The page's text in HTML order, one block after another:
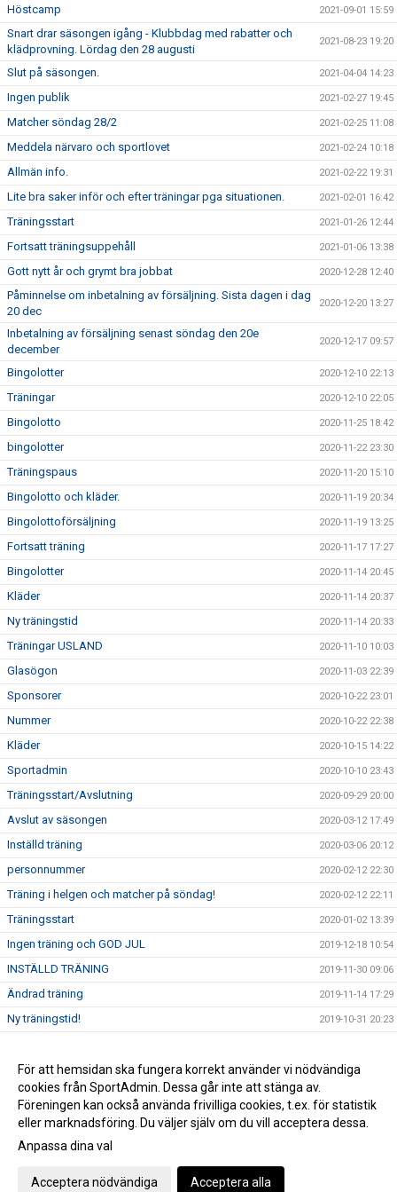
Höstcamp 2021-09-01 15:59
Snart drar säsongen igång - Klubbdag med rabatter och
klädprovning. Lördag den 28 augusti
2021-08-23 19:20
Slut på säsongen. 2021-04-04 14:23
Ingen publik 2021-02-27 19:45
Matcher söndag 28/2 2021-02-25 11:08
Meddela närvaro och sportlovet 2021-02-24 10:18
Allmän info. 2021-02-22 19:31
Lite bra saker inför och efter träningar pga situationen. 2021-02-01 16:42
Träningsstart 2021-01-26 12:44
Fortsatt träningsuppehåll 2021-01-06 13:38
Gott nytt år och grymt bra jobbat 2020-12-28 12:40
Påminnelse om inbetalning av försäljning. Sista dagen i dag
20 dec
2020-12-20 13:27
Inbetalning av försäljning senast söndag den 20e
december
2020-12-17 09:57
Bingolotter 2020-12-10 22:13
Träningar 2020-12-10 22:05
Bingolotto 2020-11-25 18:42
bingolotter 2020-11-22 23:30
Träningspaus 2020-11-20 15:10
Bingolotto och kläder. 2020-11-19 20:34
Bingolottoförsäljning 2020-11-19 13:25
Fortsatt träning 2020-11-17 17:27
Bingolotter 2020-11-14 20:45
Kläder 2020-11-14 20:37
Ny träningstid 2020-11-14 20:33
Träningar USLAND 2020-11-10 10:03
Glasögon 2020-11-03 22:39
Sponsorer 2020-10-22 23:01
Nummer 2020-10-22 22:38
Kläder 2020-10-15 14:22
Sportadmin 2020-10-10 23:43
Träningsstart/Avslutning 2020-09-29 20:00
Avslut av säsongen 2020-03-12 17:49
Inställd träning 2020-03-06 20:12
personnummer 2020-02-12 22:30
Träning i helgen och matcher på söndag! 2020-02-12 22:11
Träningsstart 2020-01-02 13:39
Ingen träning och GOD JUL 2019-12-18 10:54
INSTÄLLD TRÄNING 2019-11-30 09:06
Ändrad träning 2019-11-14 17:29
Ny träningstid! 2019-10-31 20:23
Möte 2019-10-12 07:52
Uppstart 2019-10-08 17:18
Gå till Webbversion
För att hemsidan ska fungera korrekt använder vi nödvändiga
cookies från SportAdmin. Dessa går inte att stänga av.
Föreningen kan också använda frivilliga cookies, t.ex. för statistik
eller marknadsföring. Du väljer själv om du vill acceptera dessa.
Anpassa dina val
Acceptera nödvändiga Acceptera alla